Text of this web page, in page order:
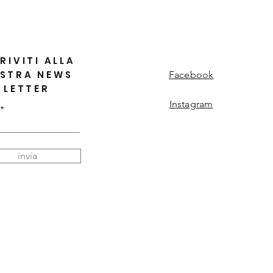
ALLA
NEWS
LETTER
invia
Facebook
Instagram